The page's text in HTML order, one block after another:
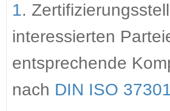
1.
interessierten
entsprechende
nach DIN ISO